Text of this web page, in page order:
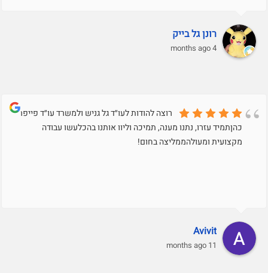
רונן גל בייק
4 months ago
רוצה להודות לעו״ד גל גניש ולמשרד עו״ד פייפר
כהןתמיד עזרו, נתנו מענה, תמיכה וליוו אותנו בהכלעשו עבודה
מקצועית ומעולהממליצה בחום!
Avivit
11 months ago